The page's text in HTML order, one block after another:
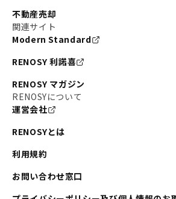
不動産売却
関連サイト
Modern Standard
RENOSY 利諾喜
RENOSY マガジン
RENOSYについて
運営会社
RENOSYとは
利用規約
お問い合わせ窓口